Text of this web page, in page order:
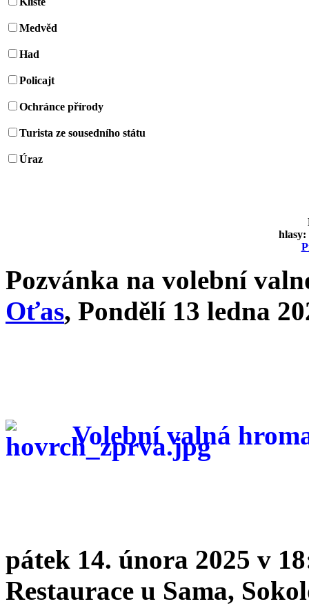
Medvěd
Had
Policajt
Ochránce přírody
Turista ze sousedního státu
Úraz
hlasy:
Pozvánka na volební
Oťas, Pondělí 13 ledna
Volební valná
pátek 14. února 2025 v
Restaurace u Sama,